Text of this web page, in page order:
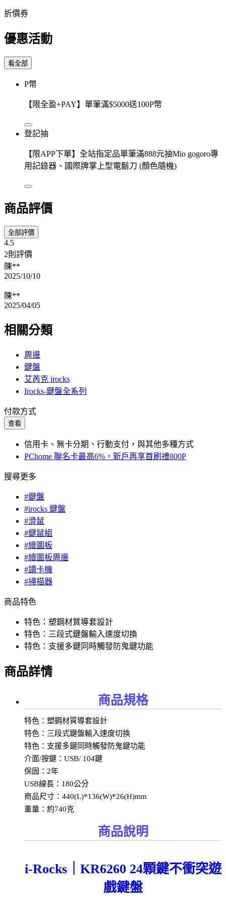
折價券
優惠活動
看全部
P幣
【限全盈+PAY】單筆滿$5000送100P幣
登記抽
【限APP下單】全站指定品單筆滿888元抽Mio gogoro專
用記錄器、國際牌掌上型電鬍刀 (顏色隨機)
商品評價
全部評價
4.5
2則評價
陳**
2025/10/10
陳**
2025/04/05
相關分類
周邊
鍵盤
艾芮克 irocks
Irocks-鍵盤全系列
付款方式
查看
信用卡、無卡分期、行動支付，與其他多種方式
PChome 聯名卡最高6%，新戶再享首刷禮800P
搜尋更多
#鍵盤
#irocks 鍵盤
#滑鼠
#鍵鼠組
#繪圖板
#繪圖板周邊
#讀卡機
#掃描器
商品特色
特色：塑鋼材質導套設計
特色：三段式鍵盤輸入速度切換
特色：支援多鍵同時觸發防鬼鍵功能
商品詳情
商品規格
特色：塑鋼材質導套設計
特色：三段式鍵盤輸入速度切換
特色：支援多鍵同時觸發防鬼鍵功能
介面/按鍵：USB/ 104鍵
保固：2年
USB線長：180公分
商品尺寸：440(L)*136(W)*26(H)mm
重量：約740克
商品說明
i-Rocks｜KR6260 24顆鍵不衝突遊
戲鍵盤